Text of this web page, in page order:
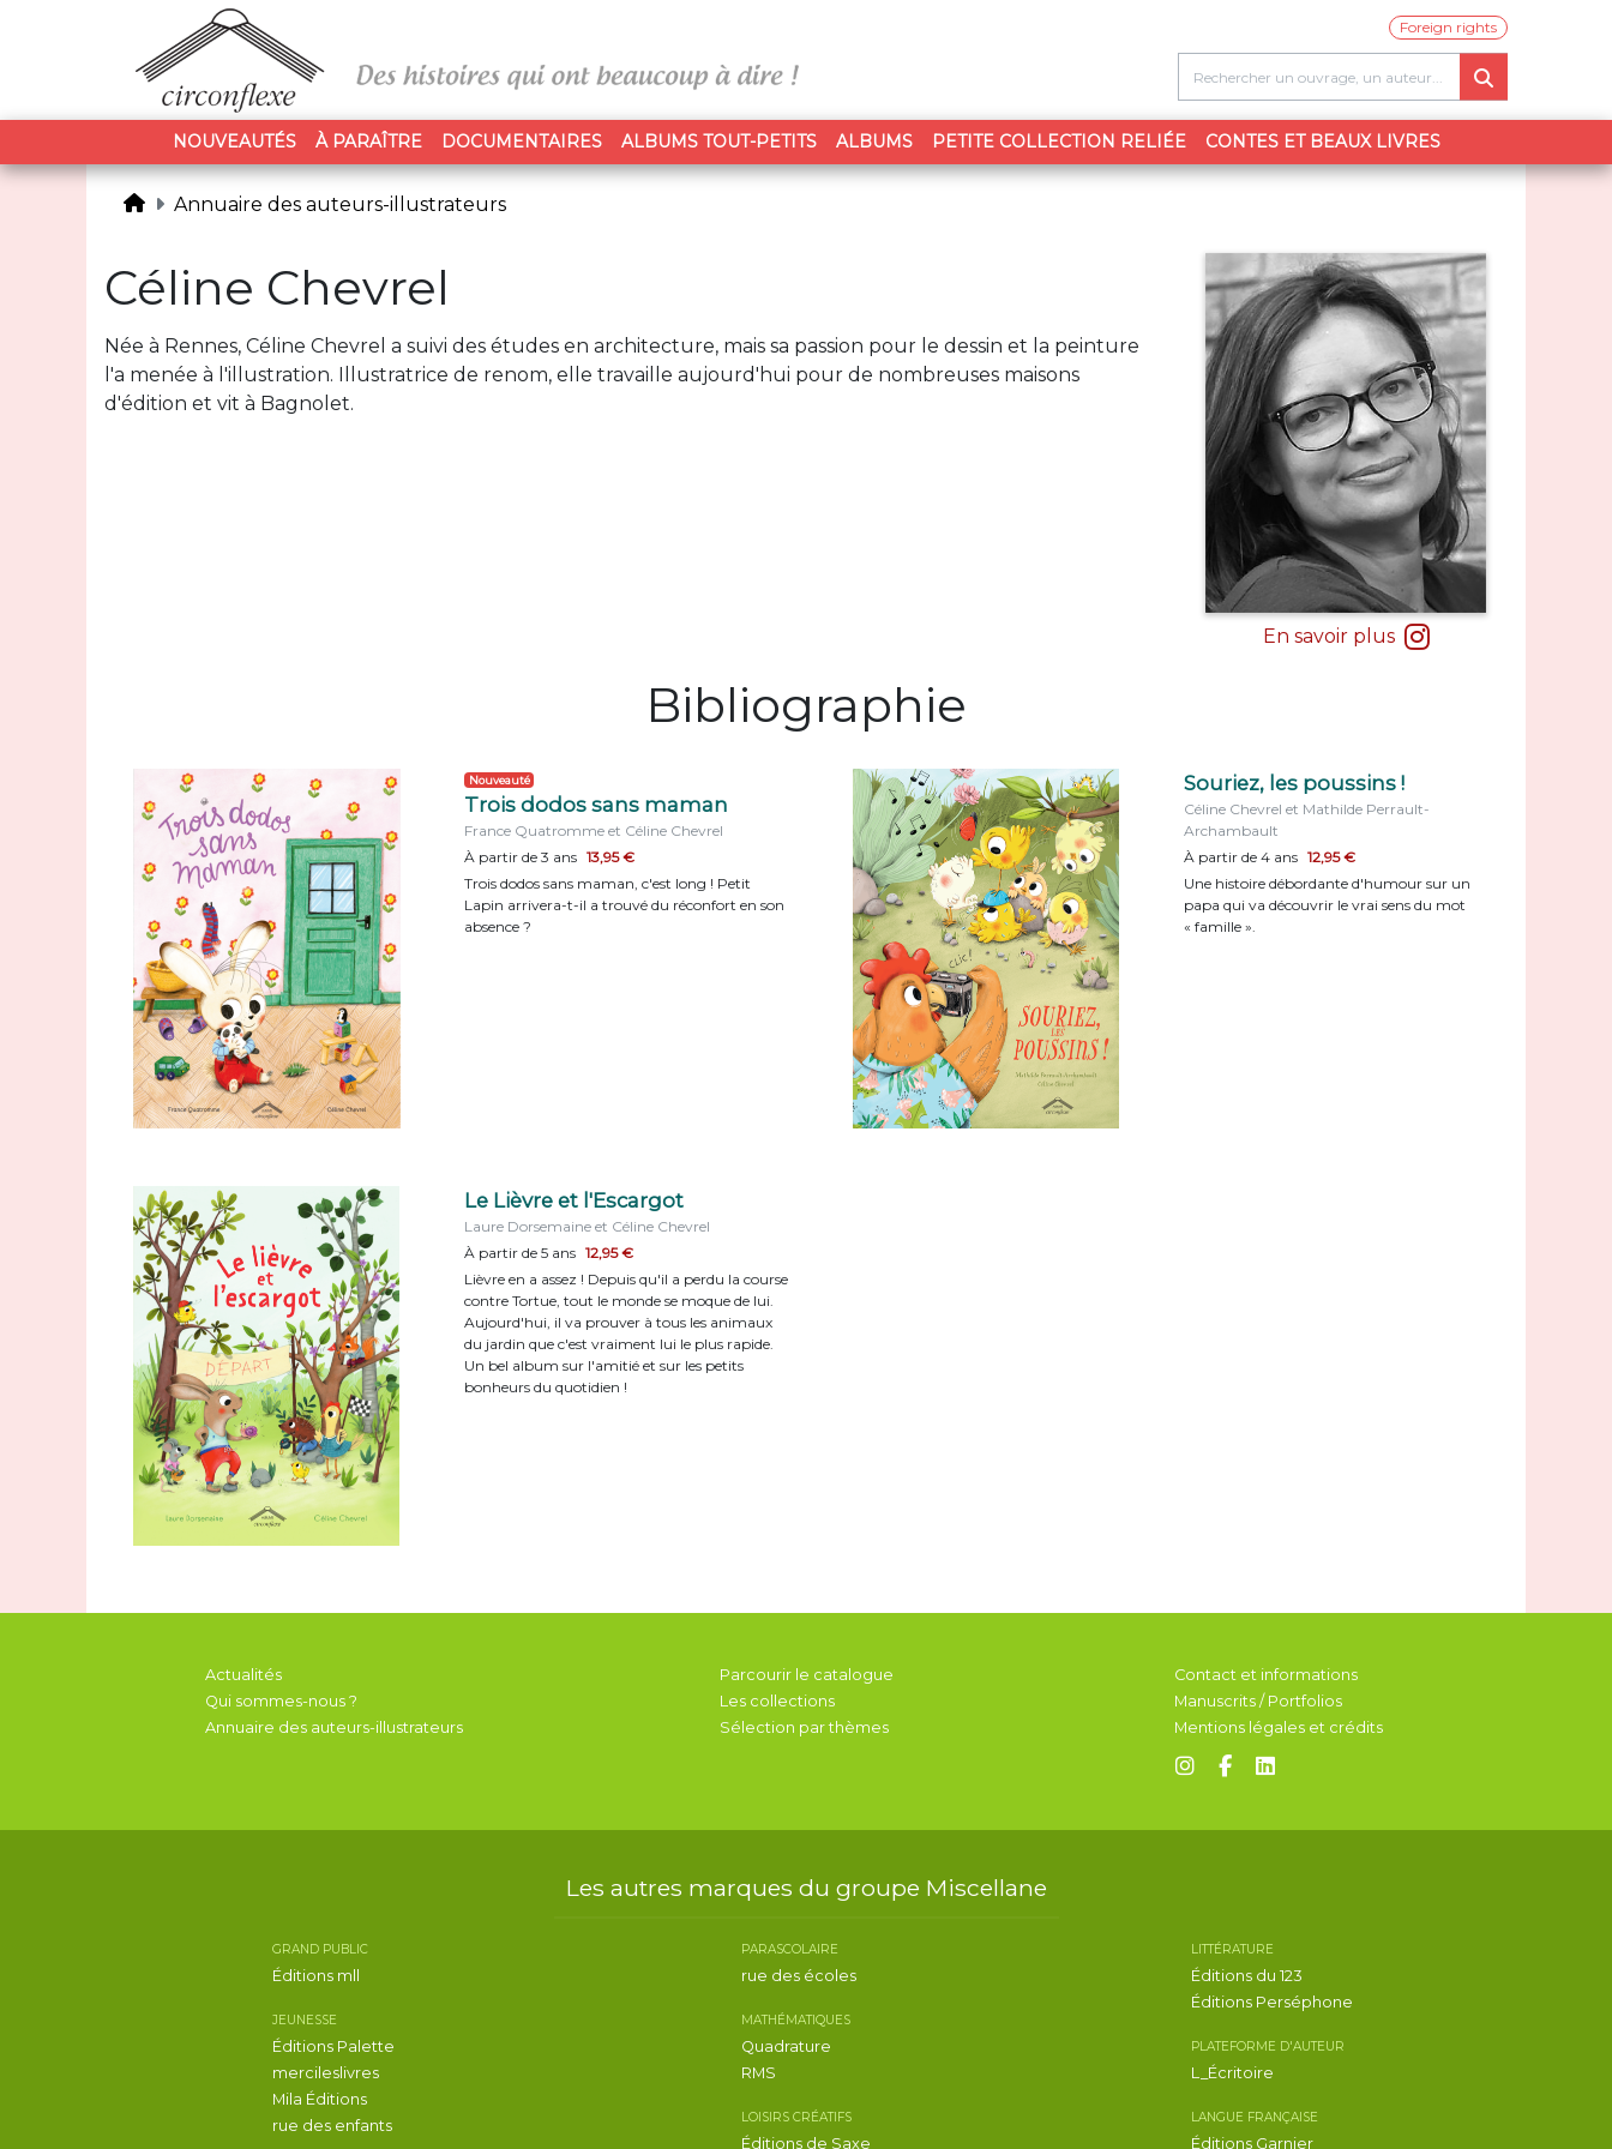
Foreign rights
NOUVEAUTÉS À PARAÎTRE DOCUMENTAIRES ALBUMS TOUT-PETITS ALBUMS PETITE COLLECTION RELIÉE CONTES ET BEAUX LIVRES
Annuaire des auteurs-illustrateurs
Céline Chevrel
Née à Rennes, Céline Chevrel a suivi des études en architecture, mais sa passion pour le dessin et la peinture
l'a menée à l'illustration. Illustratrice de renom, elle travaille aujourd'hui pour de nombreuses maisons
d'édition et vit à Bagnolet.
En savoir plus
Bibliographie
Nouveauté
Trois dodos sans maman
France Quatromme et Céline Chevrel
À partir de 3 ans 13,95 €
Trois dodos sans maman, c'est long ! Petit
Lapin arrivera-t-il a trouvé du réconfort en son
absence ?
Souriez, les poussins !
Céline Chevrel et Mathilde Perrault-
Archambault
À partir de 4 ans 12,95 €
Une histoire débordante d'humour sur un
papa qui va découvrir le vrai sens du mot
« famille ».
Le Lièvre et l'Escargot
Laure Dorsemaine et Céline Chevrel
À partir de 5 ans 12,95 €
Lièvre en a assez ! Depuis qu'il a perdu la course
contre Tortue, tout le monde se moque de lui.
Aujourd'hui, il va prouver à tous les animaux
du jardin que c'est vraiment lui le plus rapide.
Un bel album sur l'amitié et sur les petits
bonheurs du quotidien !
Actualités
Qui sommes-nous ?
Annuaire des auteurs-illustrateurs
Parcourir le catalogue
Les collections
Sélection par thèmes
Contact et informations
Manuscrits / Portfolios
Mentions légales et crédits
Les autres marques du groupe Miscellane
GRAND PUBLIC
Éditions mll
JEUNESSE
Éditions Palette
mercileslivres
Mila Éditions
rue des enfants
PARASCOLAIRE
rue des écoles
MATHÉMATIQUES
Quadrature
RMS
LOISIRS CRÉATIFS
Éditions de Saxe
LITTÉRATURE
Éditions du 123
Éditions Perséphone
PLATEFORME D'AUTEUR
L_Écritoire
LANGUE FRANÇAISE
Éditions Garnier